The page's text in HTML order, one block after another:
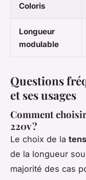
Coloris
Longueur
modulable
Questions
et ses usages
Comment
220v ?
Le choix de la
de la longueur
majorité des cas